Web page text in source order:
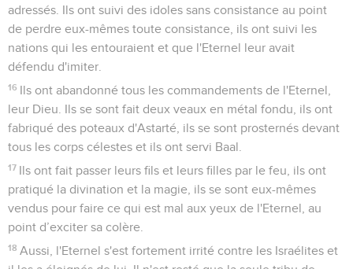
coutumes.
41 Ces nations craignaient l'Eternel tout en servant leurs
idoles, et leurs enfants et petits-enfants agissent jusqu'à
aujourd'hui exactement comme leurs ancêtres.
2 Rois 18
Seuls les Évangiles sont disponibles en vidéo pour le moment.
Ézékias, roi de Juda
1 La troisième année du règne d'Osée, fils d'Ela, sur Israël,
Ezéchias, fils d'Achaz, le roi de Juda, devint roi.
Contenus Versions Commentaires Strong Dictionnaire